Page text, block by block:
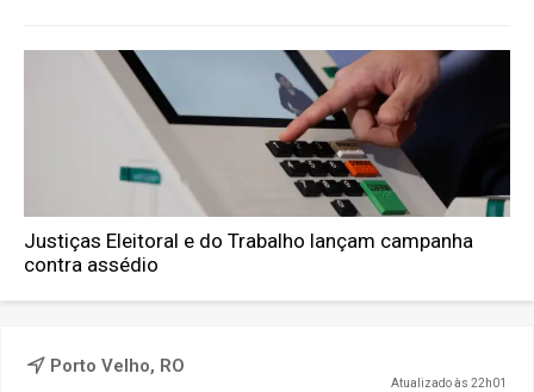
Justiças Eleitoral e do Trabalho lançam campanha
contra assédio
Porto Velho, RO
Atualizado às 22h01